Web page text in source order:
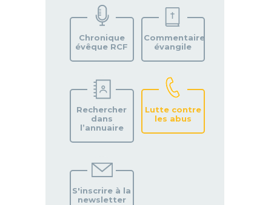
VOTRE
PAROISSE
Chronique
évêque RCF
Commentaire
évangile
Rechercher
dans
l’annuaire
Lutte contre
les abus
S'inscrire à la
newsletter